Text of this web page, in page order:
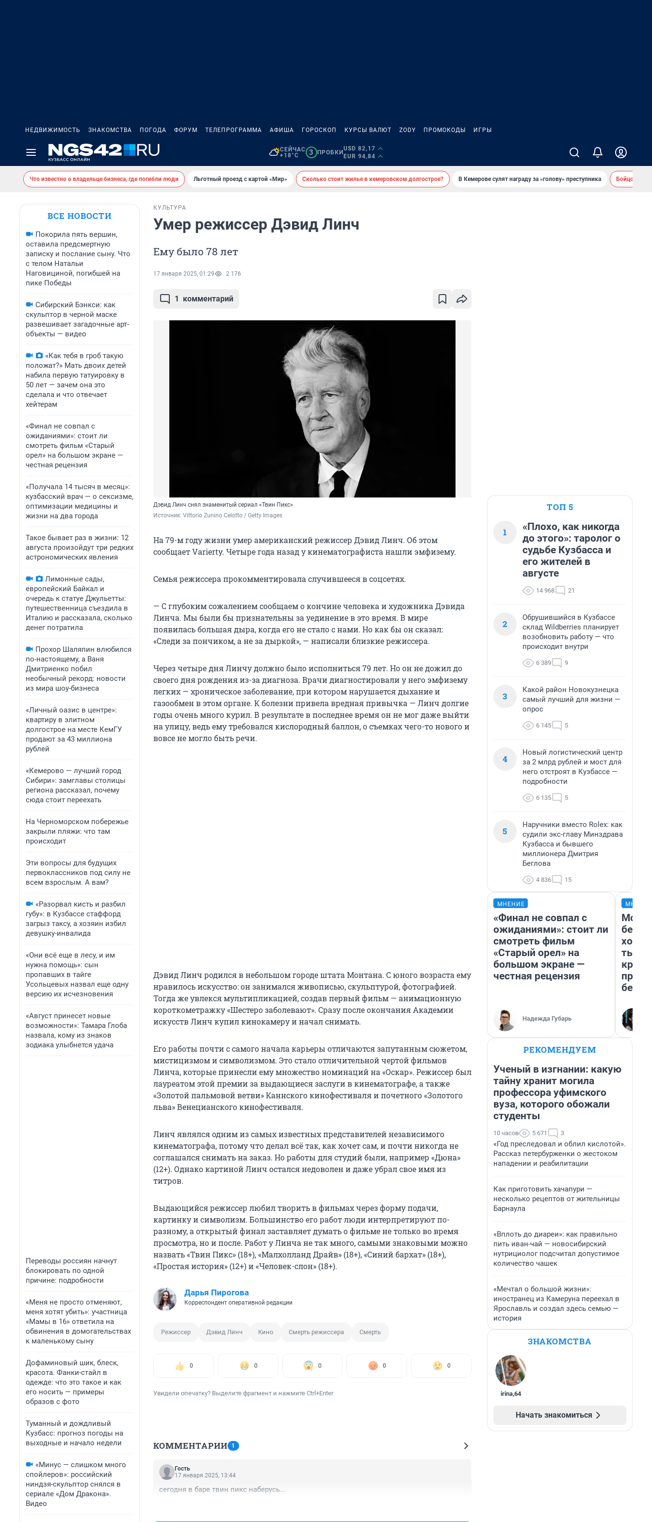
НЕДВИЖИМОСТЬ ЗНАКОМСТВА ПОГОДА ФОРУМ ТЕЛЕПРОГРАММА АФИША ГОРОСКОП КУРСЫ ВАЛЮТ ZODY ПРОМОКОДЫ ИГРЫ
СЕЙЧАС
+18°C
3 ПРОБКИ
USD 82,17
EUR 94,84
Что известно о владельце бизнеса, где погибли люди Льготный проезд с картой «Мир» Сколько стоит жилье в кемеровском долгострое? В Кемерове сулят награду за «голову» преступника Бойцовский
ВСЕ НОВОСТИ
Покорила пять вершин,
оставила предсмертную
записку и послание сыну. Что
с телом Натальи
Наговициной, погибшей на
пике Победы
Сибирский Бэнкси: как
скульптор в черной маске
развешивает загадочные арт-
объекты — видео
«Как тебя в гроб такую
положат?» Мать двоих детей
набила первую татуировку в
50 лет — зачем она это
сделала и что отвечает
хейтерам
«Финал не совпал с
ожиданиями»: стоит ли
смотреть фильм «Старый
орел» на большом экране —
честная рецензия
«Получала 14 тысяч в месяц»:
кузбасский врач — о сексизме,
оптимизации медицины и
жизни на два города
Такое бывает раз в жизни: 12
августа произойдут три редких
астрономических явления
Лимонные сады,
европейский Байкал и
очередь к статуе Джульетты:
путешественница съездила в
Италию и рассказала, сколько
денег потратила
Прохор Шаляпин влюбился
по-настоящему, а Ваня
Дмитриенко побил
необычный рекорд: новости
из мира шоу-бизнеса
«Личный оазис в центре»:
квартиру в элитном
долгострое на месте КемГУ
продают за 43 миллиона
рублей
«Кемерово — лучший город
Сибири»: замглавы столицы
региона рассказал, почему
сюда стоит переехать
На Черноморском побережье
закрыли пляжи: что там
происходит
Эти вопросы для будущих
первоклассников под силу не
всем взрослым. А вам?
«Разорвал кисть и разбил
губу»: в Кузбассе стаффорд
загрыз таксу, а хозяин избил
девушку-инвалида
«Они всё еще в лесу, и им
нужна помощь»: сын
пропавших в тайге
Усольцевых назвал еще одну
версию их исчезновения
«Август принесет новые
возможности»: Тамара Глоба
назвала, кому из знаков
зодиака улыбнется удача
Переводы россиян начнут
блокировать по одной
причине: подробности
«Меня не просто отменяют,
меня хотят убить»: участница
«Мамы в 16» ответила на
обвинения в домогательствах
к маленькому сыну
Дофаминовый шик, блеск,
красота. Фанки-стайл в
одежде: что это такое и как
его носить — примеры
образов с фото
Туманный и дождливый
Кузбасс: прогноз погоды на
выходные и начало недели
«Минус — слишком много
спойлеров»: российский
ниндзя-скульптор снялся в
сериале «Дом Дракона».
Видео
КУЛЬТУРА
Умер режиссер Дэвид Линч
Ему было 78 лет
17 января 2025, 01:29 2 176
1 комментарий
Дэвид Линч снял знаменитый сериал «Твин Пикс»
Источник: Vittorio Zunino Celotto / Getty Images
На 79-м году жизни умер американский режиссер Дэвид Линч. Об этом
сообщает Varierty. Четыре года назад у кинематографиста нашли эмфизему.
Семья режиссера прокомментировала случившееся в соцсетях.
— C глубоким сожалением сообщаем о кончине человека и художника Дэвида
Линча. Мы были бы признательны за уединение в это время. В мире
появилась большая дыра, когда его не стало с нами. Но как бы он сказал:
«Следи за пончиком, а не за дыркой», — написали близкие режиссера.
Через четыре дня Линчу должно было исполниться 79 лет. Но он не дожил до
своего дня рождения из-за диагноза. Врачи диагностировали у него эмфизему
легких — хроническое заболевание, при котором нарушается дыхание и
газообмен в этом органе. К болезни привела вредная привычка — Линч долгие
годы очень много курил. В результате в последнее время он не мог даже выйти
на улицу, ведь ему требовался кислородный баллон, о съемках чего-то нового и
вовсе не могло быть речи.
Дэвид Линч родился в небольшом городе штата Монтана. С юного возраста ему
нравилось искусство: он занимался живописью, скульптурой, фотографией.
Тогда же увлекся мультипликацией, создав первый фильм — анимационную
короткометражку «Шестеро заболевают». Сразу после окончания Академии
искусств Линч купил кинокамеру и начал снимать.
Его работы почти с самого начала карьеры отличаются запутанным сюжетом,
мистицизмом и символизмом. Это стало отличительной чертой фильмов
Линча, которые принесли ему множество номинаций на «Оскар». Режиссер был
лауреатом этой премии за выдающиеся заслуги в кинематографе, а также
«Золотой пальмовой ветви» Каннского кинофестиваля и почетного «Золотого
льва» Венецианского кинофестиваля.
Линч являлся одним из самых известных представителей независимого
кинематографа, потому что делал всё так, как хочет сам, и почти никогда не
соглашался снимать на заказ. Но работы для студий были, например «Дюна»
(12+). Однако картиной Линч остался недоволен и даже убрал свое имя из
титров.
Выдающийся режиссер любил творить в фильмах через форму подачи,
картинку и символизм. Большинство его работ люди интерпретируют по-
разному, а открытый финал заставляет думать о фильме не только во время
просмотра, но и после. Работ у Линча не так много, самыми знаковыми можно
назвать «Твин Пикс» (18+), «Малхолланд Драйв» (18+), «Синий бархат» (18+),
«Простая история» (12+) и «Человек-слон» (18+).
Дарья Пирогова
Корреспондент оперативной редакции
Режиссер Дэвид Линч Кино Смерть режиссера Смерть
0 0 0 0 0
Увидели опечатку? Выделите фрагмент и нажмите Ctrl+Enter
КОММЕНТАРИИ 1
Гость
17 января 2025, 13:44
сегодня в баре твин пикс наберусь...
ТОП 5
1
«Плохо, как никогда
до этого»: таролог о
судьбе Кузбасса и
его жителей в
августе
14 968 21
2
Обрушившийся в Кузбассе
склад Wildberries планирует
возобновить работу — что
происходит внутри
6 389 9
3
Какой район Новокузнецка
самый лучший для жизни —
опрос
6 145 5
4
Новый логистический центр
за 2 млрд рублей и мост для
него отстроят в Кузбассе —
подробности
6 135 5
5
Наручники вместо Rolex: как
судили экс-главу Минздрава
Кузбасса и бывшего
миллионера Дмитрия
Беглова
4 836 15
МНЕНИЕ
«Финал не совпал с
ожиданиями»: стоит ли
смотреть фильм
«Старый орел» на
большом экране —
честная рецензия
Надежда Губарь
Мой
РЕКОМЕНДУЕМ
Ученый в изгнании: какую
тайну хранит могила
профессора уфимского
вуза, которого обожали
студенты
10 часов 5 671 3
«Год преследовал и облил кислотой».
Рассказ петербурженки о жестоком
нападении и реабилитации
Как приготовить хачапури —
несколько рецептов от жительницы
Барнаула
«Вплоть до диареи»: как правильно
пить иван-чай — новосибирский
нутрициолог подсчитал допустимое
количество чашек
«Мечтал о большой жизни»:
иностранец из Камеруна переехал в
Ярославль и создал здесь семью —
история
ЗНАКОМСТВА
irina,64
Начать знакомиться